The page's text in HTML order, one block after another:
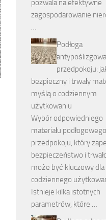
pozwala na efektywne
zagospodarowanie
…
Podłoga
przedpokoju:
bezpieczny i trwały
myślą o codziennym
użytkowaniu
Wybór odpowiedniego
materiału
przedpokoju, który
bezpieczeństwo i
może być kluczowy dla
codziennego
Istnieje kilka istotnych
parametrów, które …